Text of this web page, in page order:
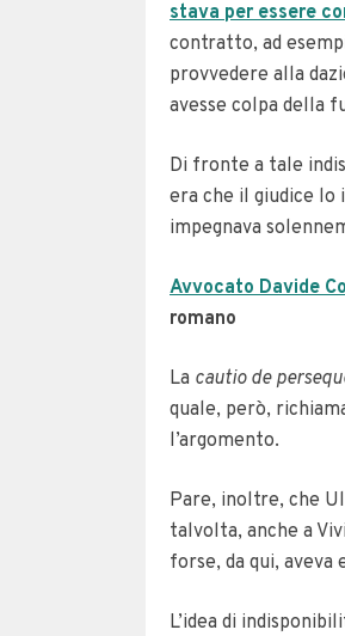
stava per essere
contratto, ad
provvedere alla
avesse colpa della
Di fronte a tale
era che il giudice lo
impegnava
Avvocato Davide
romano
La cautio de
quale, però,
l’argomento.
Pare, inoltre, che
talvolta, anche a
forse, da qui,
L’idea di